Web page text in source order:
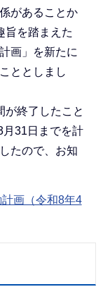
があることか
旨を踏まえた
画」を新たに
ととしまし
終了したこと
31日までを計
たので、お知
画（令和8年4